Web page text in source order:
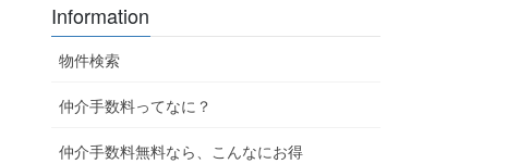
Information
物件検索
仲介手数料ってなに？
仲介手数料無料なら、こんなにお得